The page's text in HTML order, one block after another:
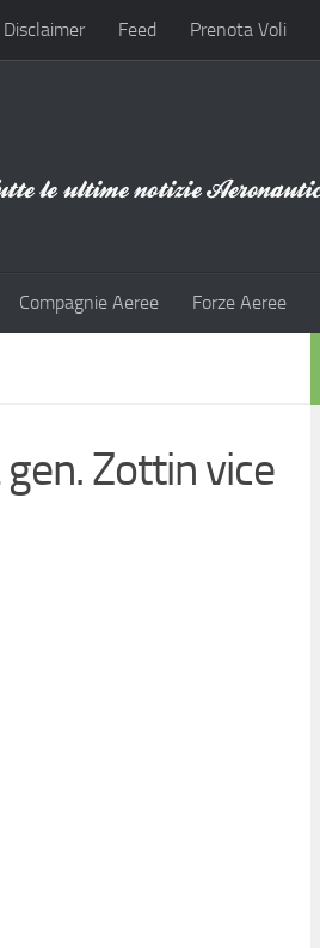
Disclaimer Feed Prenota Voli
Compagnie Aeree Forze Aeree
Zottin vice